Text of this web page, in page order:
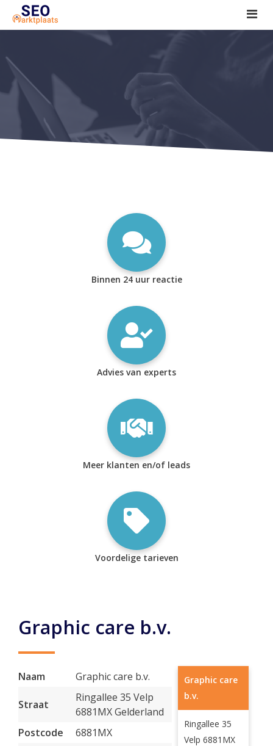
SEO tools reviews
Marketeer bij jou in de buurt?
Offerte
1. Seo voor beginners +
2. Onderzoeken +
Binnen 24 uur reactie
Advies van experts
Meer klanten en/of leads
Voordelige tarieven
Graphic care b.v.
Naam Graphic care b.v.
Straat
Ringallee 35 Velp
6881MX Gelderland
Postcode
6881MX
Graphic care
b.v.
Ringallee 35
Velp 6881MX